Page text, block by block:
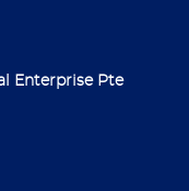
Enterprise Pte